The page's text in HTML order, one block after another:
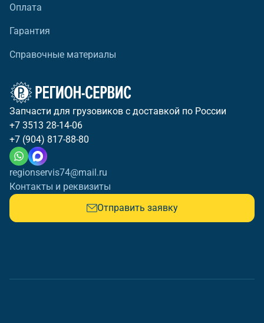
Оплата
Гарантия
Справочные материалы
Запчасти для грузовиков с доставкой по России
+7 3513 28-14-06
+7 (904) 817-88-80
regionservis74@mail.ru
Контакты и реквизиты
Отправить заявку